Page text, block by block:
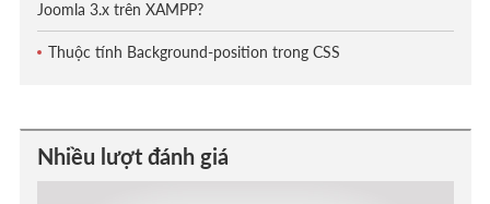
Joomla 3.x trên XAMPP?
Thuộc tính Background-position trong CSS
Nhiều lượt đánh giá